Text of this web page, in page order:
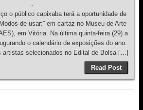
o público capixaba terá a oportunidade de
de usar:” em cartaz no Museu de Arte
em Vitória. Na última quinta-feira (29) a
o calendário de exposições do ano.
artistas selecionados no Edital de Bolsa […]
Read Post